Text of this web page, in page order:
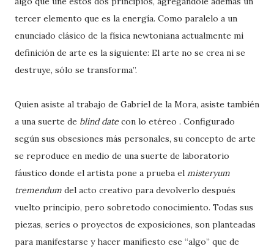
tercer elemento que es la energía. Como paralelo a un
enunciado clásico de la física newtoniana actualmente mi
definición de arte es la siguiente: El arte no se crea ni se
destruye, sólo se transforma”.
Quien asiste al trabajo de Gabriel de la Mora, asiste también
a una suerte de blind date con lo etéreo . Configurado
según sus obsesiones más personales, su concepto de arte
se reproduce en medio de una suerte de laboratorio
fáustico donde el artista pone a prueba el misteryum
tremendum del acto creativo para devolverlo después
vuelto principio, pero sobretodo conocimiento. Todas sus
piezas, series o proyectos de exposiciones, son planteadas
para manifestarse y hacer manifiesto ese “algo” que de